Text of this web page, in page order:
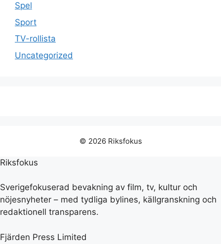
Spel
Sport
TV-rollista
Uncategorized
© 2026 Riksfokus
Riksfokus
Sverigefokuserad bevakning av film, tv, kultur och
nöjesnyheter – med tydliga bylines, källgranskning och
redaktionell transparens.
Fjärden Press Limited